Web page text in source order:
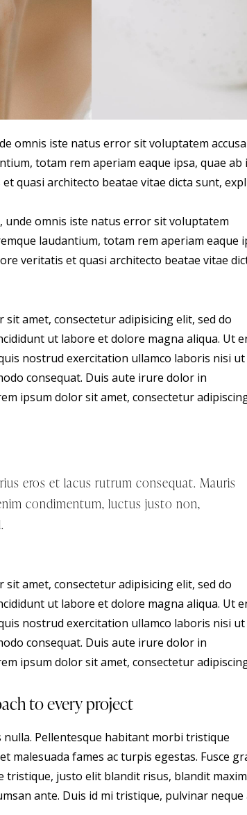
omnis iste natus error sit voluptatem
totam rem aperiam eaque ipsa, quae ab
quasi architecto beatae vitae dicta sunt,
unde omnis iste natus error sit voluptatem
laudantium, totam rem aperiam eaque
veritatis et quasi architecto beatae vitae
sit amet, consectetur adipisicing elit, sed do
ut labore et dolore magna aliqua. Ut
nostrud exercitation ullamco laboris nisi ut
consequat. Duis aute irure dolor in
ipsum dolor sit amet, consectetur
eros et lacus rutrum consequat. Mauris
condimentum, luctus justo non,
sit amet, consectetur adipisicing elit, sed do
ut labore et dolore magna aliqua. Ut
nostrud exercitation ullamco laboris nisi ut
consequat. Duis aute irure dolor in
ipsum dolor sit amet, consectetur
to every project
nulla. Pellentesque habitant morbi tristique
malesuada fames ac turpis egestas. Fusce
tristique, justo elit blandit risus, blandit
ante. Duis id mi tristique, pulvinar neque